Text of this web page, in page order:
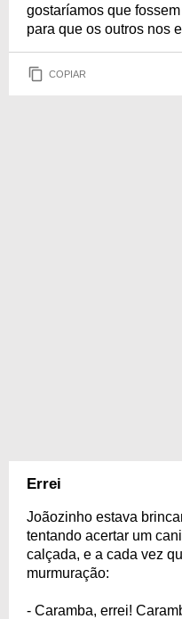
gostaríamos que
para que os outros nos
COPIAR
Errei
Joãozinho estava
tentando acertar um
calçada, e a cada vez
murmuração:
- Caramba, errei!